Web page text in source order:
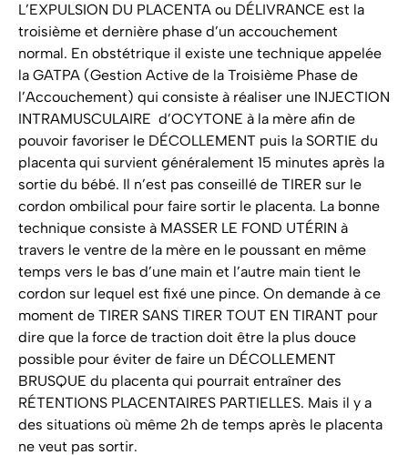
L’EXPULSION DU PLACENTA ou DÉLIVRANCE est la
troisième et dernière phase d’un accouchement
normal. En obstétrique il existe une technique appelée
la GATPA (Gestion Active de la Troisième Phase de
l’Accouchement) qui consiste à réaliser une INJECTION
INTRAMUSCULAIRE d’OCYTONE à la mère afin de
pouvoir favoriser le DÉCOLLEMENT puis la SORTIE du
placenta qui survient généralement 15 minutes après la
sortie du bébé. Il n’est pas conseillé de TIRER sur le
cordon ombilical pour faire sortir le placenta. La bonne
technique consiste à MASSER LE FOND UTÉRIN à
travers le ventre de la mère en le poussant en même
temps vers le bas d’une main et l’autre main tient le
cordon sur lequel est fixé une pince. On demande à ce
moment de TIRER SANS TIRER TOUT EN TIRANT pour
dire que la force de traction doit être la plus douce
possible pour éviter de faire un DÉCOLLEMENT
BRUSQUE du placenta qui pourrait entraîner des
RÉTENTIONS PLACENTAIRES PARTIELLES. Mais il y a
des situations où même 2h de temps après le placenta
ne veut pas sortir.